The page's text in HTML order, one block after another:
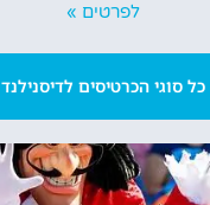
לפרטים »
כל סוגי הכרטיסים לדיסנילנד